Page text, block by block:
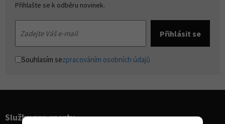
Přihlašte se k odběru novinek.
Souhlasím sezpracováním osobních údajů
Služby pro sporty